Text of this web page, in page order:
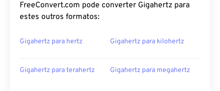
FreeConvert.com pode converter Gigahertz para
estes outros formatos:
Gigahertz para hertz Gigahertz para kilohertz
Gigahertz para terahertz Gigahertz para megahertz